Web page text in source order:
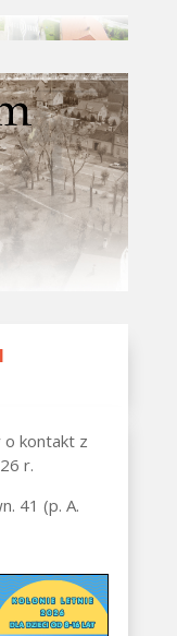
kontakt z
r.
41 (p. A.